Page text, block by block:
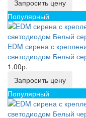
Запросить цену
Популярный
EDM сирена с
светодиодом Белый
1.00р.
Запросить цену
Популярный